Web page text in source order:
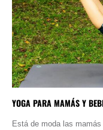
YOGA PARA MAMÁS Y
Está de moda las